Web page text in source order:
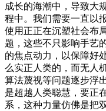
成长的海潮中，导致大
程中。我们需要一直以
使用正正在沉塑社会布
题，这些不只影响手艺
的焦点动力，以保障好
么实正人类的，而无人
算法蔑视等问题逐步浮
是超越人类聪慧，要正
系，这种力量仿佛是把